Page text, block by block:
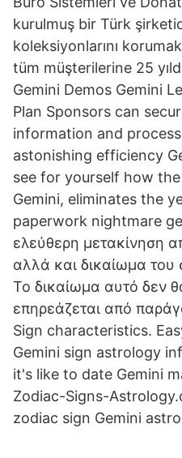
kurulmuş bir Türk
koleksiyonlarını
tüm müşterilerine 25
Gemini Demos Gemini
Plan Sponsors can
information and
astonishing efficiency
see for yourself how the
Gemini, eliminates the
paperwork nightmare
ελεύθερη μετακίνηση
αλλά και δικαίωμα
Το δικαίωμα αυτό δεν
επηρεάζεται από
Sign characteristics.
Gemini sign astrology
it's like to date Gemini
Zodiac-Signs-
zodiac sign Gemini